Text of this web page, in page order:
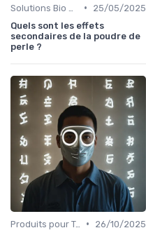
•
25/05/2025
Quels sont les effets
secondaires de la poudre de
perle ?
Produits pour Types de Peau •
26/10/2025